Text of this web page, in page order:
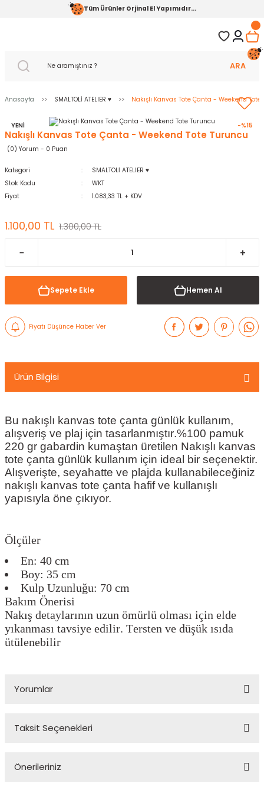
Tüm Ürünler Orjinal El Yapımıdır...
ARA
Anasayfa SMALTOLİ ATELIER ♥️ Nakışlı Kanvas Tote Çanta - Weekend
YENİ -%15
Nakışlı Kanvas Tote Çanta - Weekend Tote Turuncu
(0) Yorum - 0 Puan
Kategori
SMALTOLİ ATELIER ♥️
Stok Kodu
WKT
Fiyat
1.083,33 TL + KDV
1.100,00 TL 1.300,00 TL
Sepete Ekle Hemen Al
Fiyatı Düşünce Haber Ver
Ürün Bilgisi
Bu nakışlı kanvas tote çanta günlük kullanım,
alışveriş ve plaj için tasarlanmıştır.%100 pamuk
220 gr gabardin kumaştan üretilen Nakışlı kanvas
tote çanta günlük kullanım için ideal bir seçenektir.
Alışverişte, seyahatte ve plajda kullanabileceğiniz
nakışlı kanvas tote çanta hafif ve kullanışlı
yapısıyla öne çıkıyor.
Ölçüler
En: 40 cm
Boy: 35 cm
Kulp Uzunluğu: 70 cm
Bakım Önerisi
Nakış detaylarının uzun ömürlü olması için elde
yıkanması tavsiye edilir. Tersten ve düşük ısıda
ütülenebilir
Yorumlar
Taksit Seçenekleri
Önerileriniz